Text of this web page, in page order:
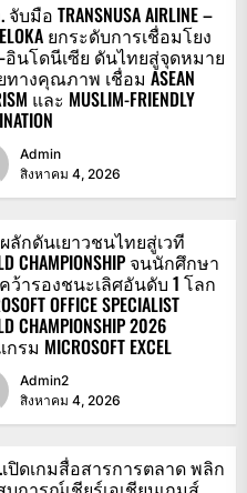
บมือ TRANSNUSA AIRLINE –
ยกระดับการเชื่อมโยง
อินโดนีเซีย ดันไทยสู่จุดหมาย
างคุณภาพ เชื่อม ASEAN
และ MUSLIM-FRIENDLY
Admin
สิงหาคม 4, 2026
ผลักดันเยาวชนไทยสู่เวที
CHAMPIONSHIP จนนักศึกษา
ว้ารองชนะเลิศอันดับ 1 โลก
OFFICE SPECIALIST
CHAMPIONSHIP 2026
รม MICROSOFT EXCEL
Admin2
สิงหาคม 4, 2026
ปิดเกมสื่อสารการตลาด พลิก